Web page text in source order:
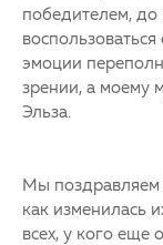
победителем,
эмоции
зрении, а моему
Эльза.
Мы поздравляем
как изменилась
всех, у кого еще